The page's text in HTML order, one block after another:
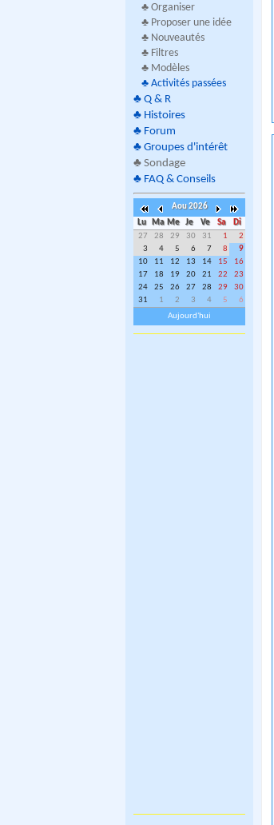
♣ Organiser
♣ Proposer une idée
♣ Nouveautés
♣ Filtres
♣ Modèles
♣ Activités passées
♣ Q & R
♣ Histoires
♣ Forum
♣ Groupes d'intérêt
♣ Sondage
♣ FAQ & Conseils
Aou 2026
Lu
Ma Me Je Ve Sa
Di
27
28 29 30 31 1
2
3
4 5 6 7 8
9
10
11 12 13 14 15
16
17
18 19 20 21 22
23
24
25 26 27 28 29
30
31
1 2 3 4 5
6
Aujourd'hui